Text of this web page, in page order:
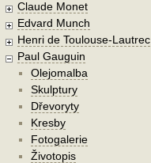
Claude Monet
Edvard Munch
Henri de Toulouse-Lautrec
Paul Gauguin
Olejomalba
Skulptury
Dřevoryty
Kresby
Fotogalerie
Životopis